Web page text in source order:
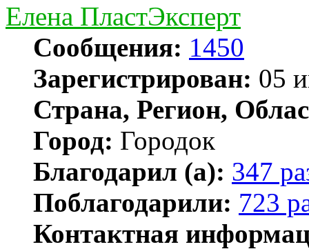
Елена ПластЭксперт
Сообщения: 1450
Зарегистрирован: 05
Страна, Регион,
Город: Городок
Благодарил (а): 347
Поблагодарили: 723
Контактная